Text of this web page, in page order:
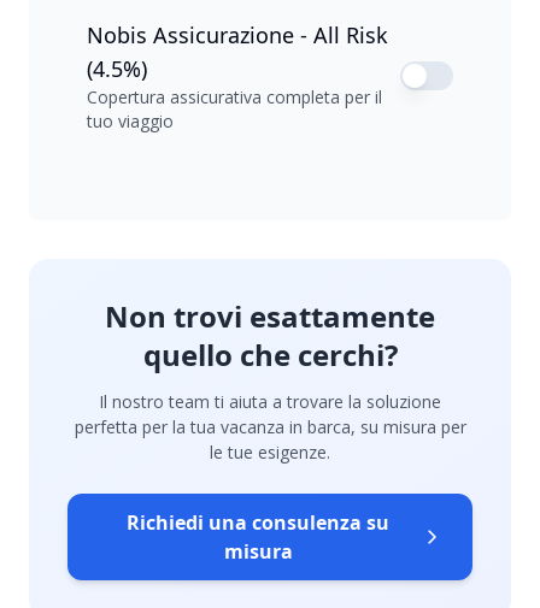
Nobis Assicurazione - All Risk
(4.5%)
Copertura assicurativa completa per il
tuo viaggio
Non trovi esattamente
quello che cerchi?
Il nostro team ti aiuta a trovare la soluzione
perfetta per la tua vacanza in barca, su misura per
le tue esigenze.
Richiedi una consulenza su
misura